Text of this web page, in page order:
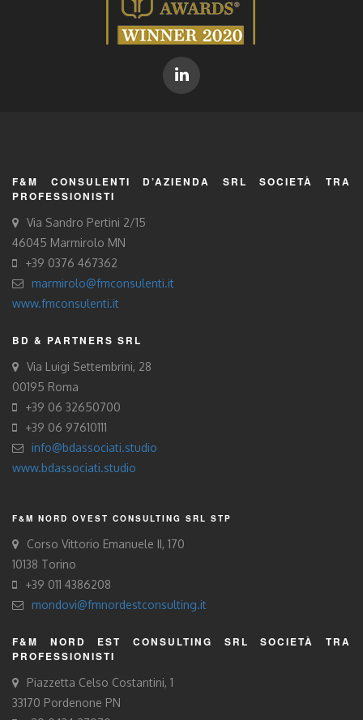
F&M CONSULENTI D’AZIENDA SRL SOCIETÀ TRA
PROFESSIONISTI
Via Sandro Pertini 2/15
46045 Marmirolo MN
+39 0376 467362
marmirolo@fmconsulenti.it
www.fmconsulenti.it
BD & PARTNERS SRL
Via Luigi Settembrini, 28
00195 Roma
+39 06 32650700
+39 06 97610111
info@bdassociati.studio
www.bdassociati.studio
F&M NORD OVEST CONSULTING SRL STP
Corso Vittorio Emanuele II, 170
10138 Torino
+39 011 4386208
mondovi@fmnordestconsulting.it
F&M NORD EST CONSULTING SRL SOCIETÀ TRA
PROFESSIONISTI
Piazzetta Celso Costantini, 1
33170 Pordenone PN